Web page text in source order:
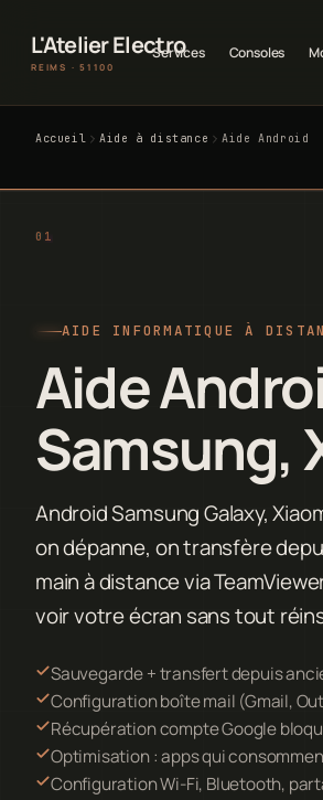
L'Atelier Electro
REIMS · 51100
Services Consoles
Accueil Aide à distance Aide Android
AIDE INFORMATIQUE À
Aide
Samsung,
Android Samsung Galaxy,
on dépanne, on transfère
main à distance via
voir votre écran sans tout
Sauvegarde + transfert depuis
Configuration boîte mail (Gmail,
Récupération compte Google
Optimisation : apps qui
Configuration Wi-Fi, Bluetooth,